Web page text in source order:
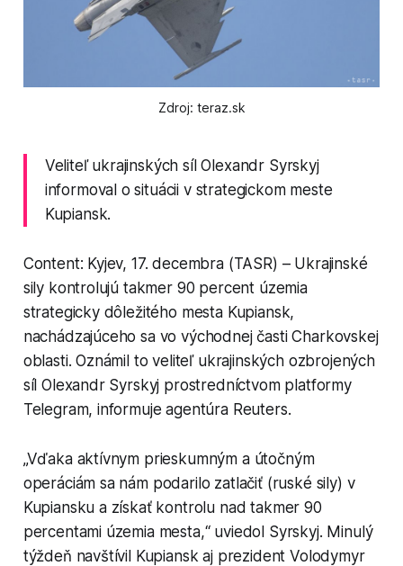
Zdroj: teraz.sk
Veliteľ ukrajinských síl Olexandr Syrskyj
informoval o situácii v strategickom meste
Kupiansk.
Content: Kyjev, 17. decembra (TASR) – Ukrajinské
sily kontrolujú takmer 90 percent územia
strategicky dôležitého mesta Kupiansk,
nachádzajúceho sa vo východnej časti Charkovskej
oblasti. Oznámil to veliteľ ukrajinských ozbrojených
síl Olexandr Syrskyj prostredníctvom platformy
Telegram, informuje agentúra Reuters.
„Vďaka aktívnym prieskumným a útočným
operáciám sa nám podarilo zatlačiť (ruské sily) v
Kupiansku a získať kontrolu nad takmer 90
percentami územia mesta,“ uviedol Syrskyj. Minulý
týždeň navštívil Kupiansk aj prezident Volodymyr